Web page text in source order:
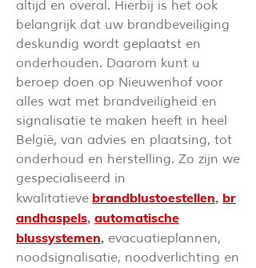
altijd en overal. Hierbij is het ook
belangrijk dat uw brandbeveiliging
deskundig wordt geplaatst en
onderhouden. Daarom kunt u
beroep doen op Nieuwenhof voor
alles wat met brandveiligheid en
signalisatie te maken heeft in heel
België, van advies en plaatsing, tot
onderhoud en herstelling. Zo zijn we
gespecialiseerd in
kwalitatieve brandblustoestellen, br
andhaspels, automatische
blussystemen, evacuatieplannen,
noodsignalisatie, noodverlichting en